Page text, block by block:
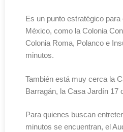
Es un punto estratégico
México, como la Colonia
Colonia Roma, Polanco e
minutos.
También está muy cerca la
Barragán, la Casa Jardín 17
Para quienes buscan
minutos se encuentran, el